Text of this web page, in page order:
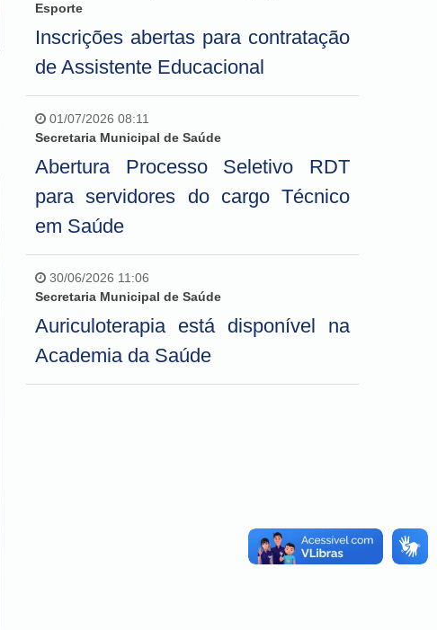
Esporte
Inscrições abertas para contratação
de Assistente Educacional
01/07/2026 08:11
Secretaria Municipal de Saúde
Abertura Processo Seletivo RDT
para servidores do cargo Técnico
em Saúde
30/06/2026 11:06
Secretaria Municipal de Saúde
Auriculoterapia está disponível na
Academia da Saúde